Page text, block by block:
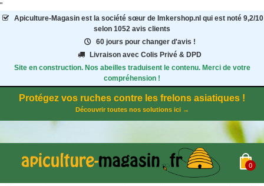
"
Apiculture-Magasinest la société sœur de Imkershop.nl qui est noté 9,2/10
selon 1052 avis clients
60 jours pour changer d'avis !
Livraison avec Colis Privé & DPD
Site en construction. Nos abeilles traduisent le contenu. Merci de votre
compréhension !
Protégez vos ruches contre les frelons asiatiques !
Découvrir toutes nos solutions ici →
0